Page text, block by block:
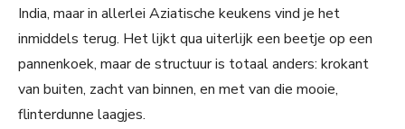
India, maar in allerlei Aziatische keukens vind je het
inmiddels terug. Het lijkt qua uiterlijk een beetje op een
pannenkoek, maar de structuur is totaal anders: krokant
van buiten, zacht van binnen, en met van die mooie,
flinterdunne laagjes.